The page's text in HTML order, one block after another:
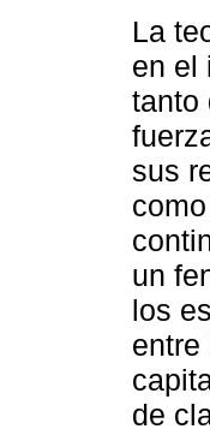
La
en el
tanto
sus
un
los
entre
de